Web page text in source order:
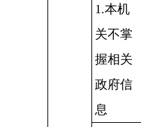
1.本机
关不掌
握相关
政府信
息